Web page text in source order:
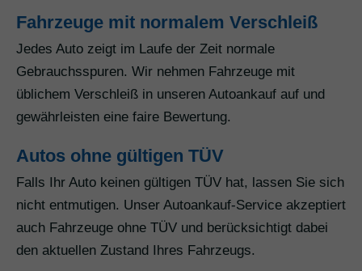
Fahrzeuge mit normalem Verschleiß
Jedes Auto zeigt im Laufe der Zeit normale
Gebrauchsspuren. Wir nehmen Fahrzeuge mit
üblichem Verschleiß in unseren Autoankauf auf und
gewährleisten eine faire Bewertung.
Autos ohne gültigen TÜV
Falls Ihr Auto keinen gültigen TÜV hat, lassen Sie sich
nicht entmutigen. Unser Autoankauf-Service akzeptiert
auch Fahrzeuge ohne TÜV und berücksichtigt dabei
den aktuellen Zustand Ihres Fahrzeugs.